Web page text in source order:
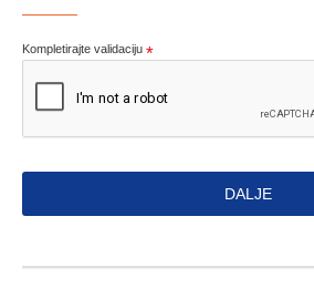
Kompletirajte validaciju
DALJE